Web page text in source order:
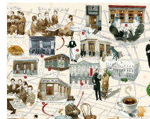
Este
producto
tiene
múltiples
variantes.
Las